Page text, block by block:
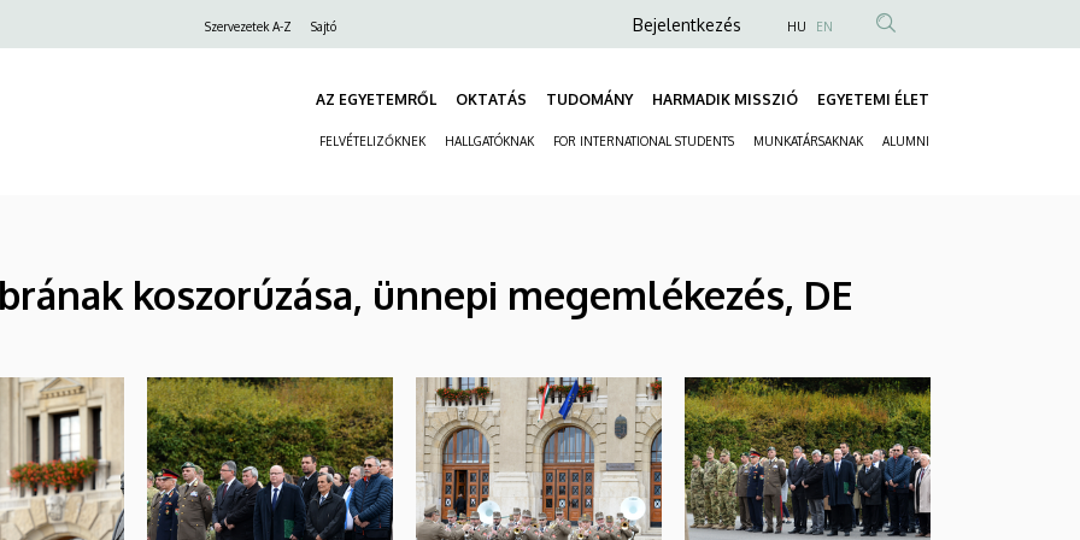
Szervezetek A-Z Sajtó
Anonim
fiók
Bejelentkezés HU EN
AZ EGYETEMRŐL OKTATÁS TUDOMÁNY HARMADIK MISSZIÓ EGYETEMI ÉLET
FELVÉTELIZŐKNEK HALLGATÓKNAK FOR INTERNATIONAL STUDENTS MUNKATÁRSAKNAK ALUMNI
koszorúzása, ünnepi megemlékezés, DE